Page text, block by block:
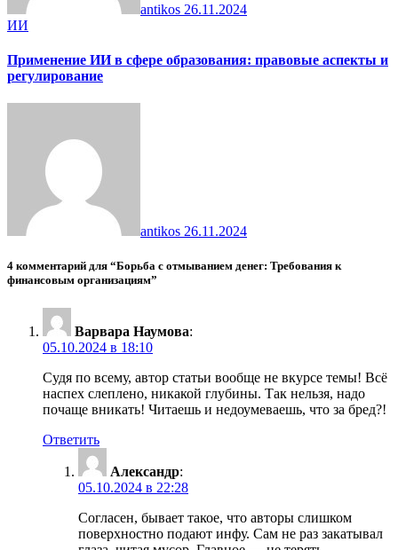
antikos 26.11.2024
ИИ
Применение ИИ в сфере образования: правовые аспекты и
регулирование
antikos 26.11.2024
4 комментарий для “Борьба с отмыванием денег: Требования к
финансовым организациям”
Варвара Наумова:
05.10.2024 в 18:10
Судя по всему, автор статьи вообще не вкурсе темы! Всё
наспех слеплено, никакой глубины. Так нельзя, надо
почаще вникать! Читаешь и недоумеваешь, что за бред?!
Ответить
Александр:
05.10.2024 в 22:28
Согласен, бывает такое, что авторы слишком
поверхностно подают инфу. Сам не раз закатывал